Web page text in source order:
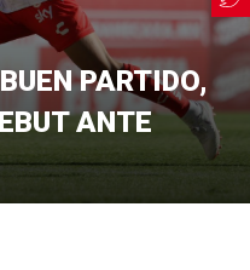
PARTIDO,
ANTE